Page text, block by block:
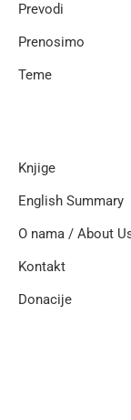
Prevodi
Prenosimo
Teme
Knjige
English Summary
O nama / About
Kontakt
Donacije